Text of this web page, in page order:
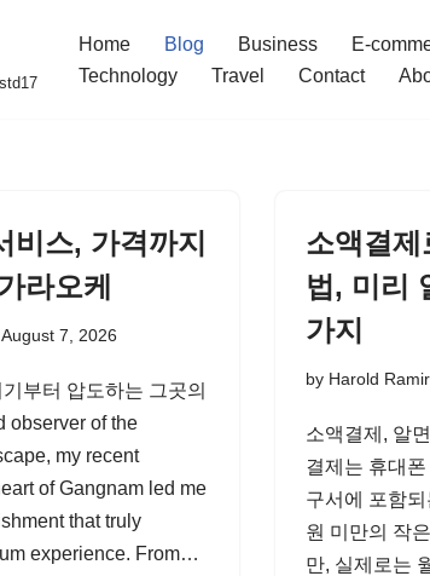
Home Blog Business E-
Technology
Travel Contact
비스, 가격까지
라오케
August 7, 2026
부터 압도하는 그곳의
observer of the
my recent
of Gangnam led me
that truly
experience. From…
소액결
법, 미리
가지
by Harold
소액결제, 알
결제는 휴대
구서에 포함
원 미만의 작
만, 실제로는